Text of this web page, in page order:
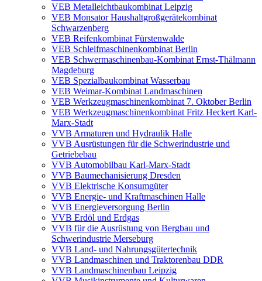
VEB Metalleichtbaukombinat Leipzig
VEB Monsator Haushaltgroßgerätekombinat
Schwarzenberg
VEB Reifenkombinat Fürstenwalde
VEB Schleifmaschinenkombinat Berlin
VEB Schwermaschinenbau-Kombinat Ernst-Thälmann
Magdeburg
VEB Spezialbaukombinat Wasserbau
VEB Weimar-Kombinat Landmaschinen
VEB Werkzeugmaschinenkombinat 7. Oktober Berlin
VEB Werkzeugmaschinenkombinat Fritz Heckert Karl-
Marx-Stadt
VVB Armaturen und Hydraulik Halle
VVB Ausrüstungen für die Schwerindustrie und
Getriebebau
VVB Automobilbau Karl-Marx-Stadt
VVB Baumechanisierung Dresden
VVB Elektrische Konsumgüter
VVB Energie- und Kraftmaschinen Halle
VVB Energieversorgung Berlin
VVB Erdöl und Erdgas
VVB für die Ausrüstung von Bergbau und
Schwerindustrie Merseburg
VVB Land- und Nahrungsgütertechnik
VVB Landmaschinen und Traktorenbau DDR
VVB Landmaschinenbau Leipzig